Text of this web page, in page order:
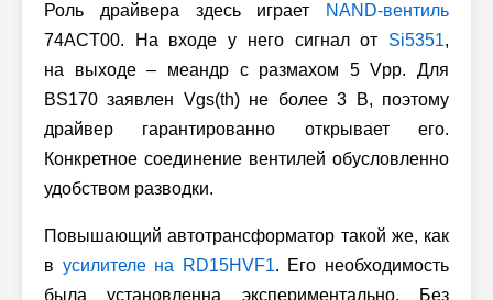
Роль драйвера здесь играет
NAND-вентиль
74ACT00. На входе у него сигнал от Si5351,
на выходе – меандр с размахом 5 Vpp. Для
BS170 заявлен Vgs(th) не более 3 В, поэтому
драйвер гарантированно открывает его.
Конкретное соединение вентилей обусловленно
удобством разводки.
Повышающий автотрансформатор такой же, как
в усилителе на RD15HVF1. Его необходимость
была установленна экспериментально. Без